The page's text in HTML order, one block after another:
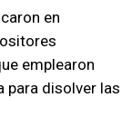
en
emplearon
para disolver las